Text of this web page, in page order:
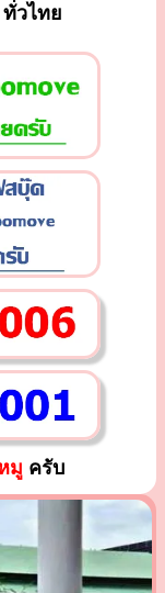
วไทย
มู ครับ